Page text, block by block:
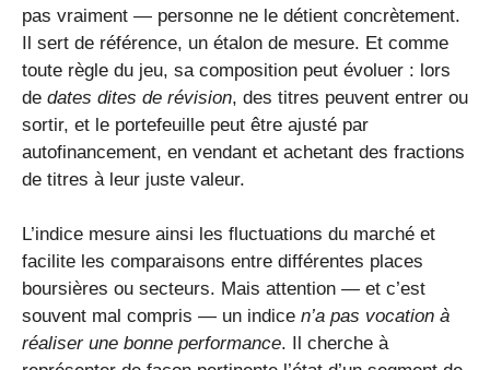
pas vraiment — personne ne le détient concrètement.
Il sert de référence, un étalon de mesure. Et comme
toute règle du jeu, sa composition peut évoluer : lors
de dates dites de révision, des titres peuvent entrer ou
sortir, et le portefeuille peut être ajusté par
autofinancement, en vendant et achetant des fractions
de titres à leur juste valeur.
L’indice mesure ainsi les fluctuations du marché et
facilite les comparaisons entre différentes places
boursières ou secteurs. Mais attention — et c’est
souvent mal compris — un indice n’a pas vocation à
réaliser une bonne performance. Il cherche à